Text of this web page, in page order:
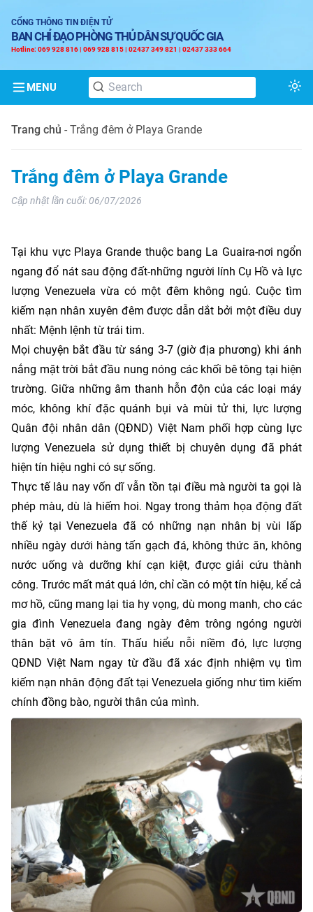
CỔNG THÔNG TIN ĐIỆN TỬ
BAN CHỈ ĐẠO PHÒNG THỦ DÂN SỰ QUỐC GIA
Hotline: 069 928 816 | 069 928 815 | 02437 349 821 | 02437 333 664
MENU
Trang chủ - Trắng đêm ở Playa Grande
Trắng đêm ở Playa Grande
Cập nhật lần cuối: 06/07/2026
Tại khu vực Playa Grande thuộc bang La Guaira-nơi ngổn
ngang đổ nát sau động đất-những người lính Cụ Hồ và lực
lượng Venezuela vừa có một đêm không ngủ. Cuộc tìm
kiếm nạn nhân xuyên đêm được dẫn dắt bởi một điều duy
nhất: Mệnh lệnh từ trái tim.
Mọi chuyện bắt đầu từ sáng 3-7 (giờ địa phương) khi ánh
nắng mặt trời bắt đầu nung nóng các khối bê tông tại hiện
trường. Giữa những âm thanh hỗn độn của các loại máy
móc, không khí đặc quánh bụi và mùi tử thi, lực lượng
Quân đội nhân dân (QĐND) Việt Nam phối hợp cùng lực
lượng Venezuela sử dụng thiết bị chuyên dụng đã phát
hiện tín hiệu nghi có sự sống.
Thực tế lâu nay vốn dĩ vẫn tồn tại điều mà người ta gọi là
phép màu, dù là hiếm hoi. Ngay trong thảm họa động đất
thế kỷ tại Venezuela đã có những nạn nhân bị vùi lấp
nhiều ngày dưới hàng tấn gạch đá, không thức ăn, không
nước uống và dưỡng khí cạn kiệt, được giải cứu thành
công. Trước mất mát quá lớn, chỉ cần có một tín hiệu, kể cả
mơ hồ, cũng mang lại tia hy vọng, dù mong manh, cho các
gia đình Venezuela đang ngày đêm trông ngóng người
thân bặt vô âm tín. Thấu hiểu nỗi niềm đó, lực lượng
QĐND Việt Nam ngay từ đầu đã xác định nhiệm vụ tìm
kiếm nạn nhân động đất tại Venezuela giống như tìm kiếm
chính đồng bào, người thân của mình.